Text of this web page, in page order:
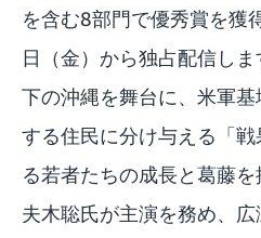
を含む8部門で優秀賞を獲
日（金）から独占配信し
下の沖縄を舞台に、米軍
する住民に分け与える「
る若者たちの成長と葛藤
夫木聡氏が主演を務め、